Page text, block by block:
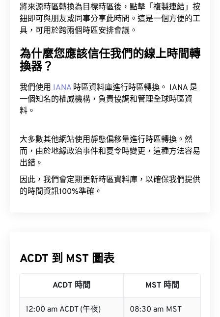
將來源時區轉換為目標時區後，點擊「複製連結」按
鈕即可與朋友或同事分享此時間。這是一個方便的工
具，可用於跨兩個時區安排會議。
為什麼您應該信任我們的線上時間轉
換器？
我們使用 IANA 時區資料庫進行時區轉換。 IANA 是
一個知名的權威機構，負責協調和管理全球時區資
料。
大多數其他網站使用靜態偏移量進行時區轉換。然
而，由於地緣政治事件和夏令時變更，這種方法容易
出錯。
因此，我們會定期更新時區資料庫，以確保我們提供
的時間資訊100%準確。
ACDT 到 MST 圖表
ACDT 時間 MST 時間
12:00 am ACDT (午夜) 08:30 am MST